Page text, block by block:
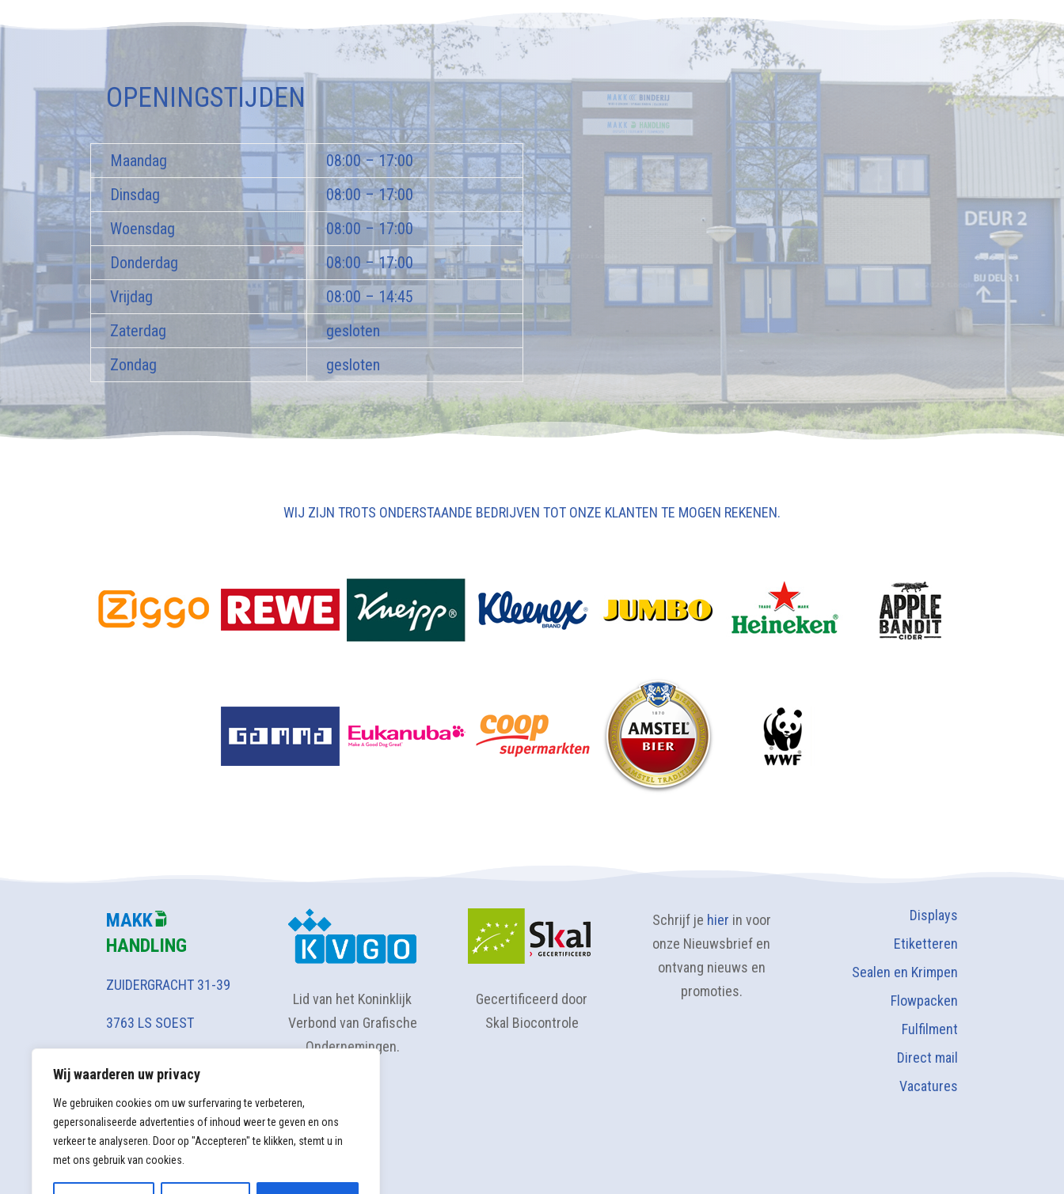
Wij waarderen uw privacy
We gebruiken cookies om uw surfervaring te verbeteren,
gepersonaliseerde advertenties of inhoud weer te geven en ons
verkeer te analyseren. Door op "Accepteren" te klikken, stemt u in
met ons gebruik van cookies.
OPENINGSTIJDEN
Maandag
08:00 – 17:00
Dinsdag
08:00 – 17:00
Woensdag
08:00 – 17:00
Donderdag
08:00 – 17:00
Vrijdag
08:00 – 14:45
Zaterdag
gesloten
Zondag
gesloten
WIJ ZIJN TROTS ONDERSTAANDE BEDRIJVEN TOT ONZE KLANTEN TE MOGEN REKENEN.
MAKK
HANDLING
ZUIDERGRACHT 31-39
3763 LS SOEST
g.nl
035 602 86 50
Lid van het Koninklijk
Verbond van Grafische
Ondernemingen.
Gecertificeerd door
Skal Biocontrole
Schrijf je hier in voor
onze Nieuwsbrief en
ontvang nieuws en
promoties.
Displays
Etiketteren
Sealen en Krimpen
Flowpacken
Fulfilment
Direct mail
Vacatures